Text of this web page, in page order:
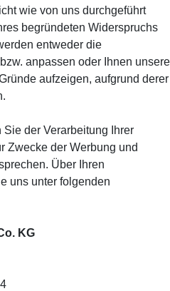
wie von uns durchgeführt
begründeten Widerspruchs
entweder die
anpassen oder Ihnen unsere
aufzeigen, aufgrund derer
der Verarbeitung Ihrer
Zwecke der Werbung und
Über Ihren
uns unter folgenden
KG